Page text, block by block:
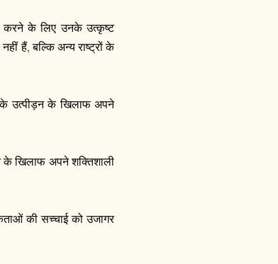
करने के लिए उनके उत्कृष्ट
हैं, बल्कि अन्य राष्ट्रों के
के उत्पीड़न के खिलाफ अपने
के खिलाफ अपने शक्तिशाली
की सच्चाई को उजागर